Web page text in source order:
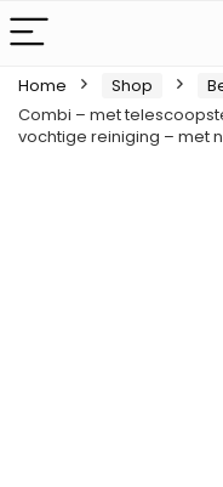
Home Shop
Combi – met
vochtige reiniging – met